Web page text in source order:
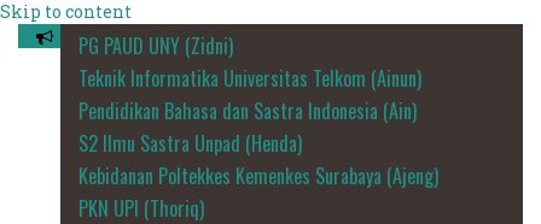
Skip to content
PG PAUD UNY (Zidni)
Teknik Informatika Universitas Telkom (Ainun)
Pendidikan Bahasa dan Sastra Indonesia (Ain)
S2 Ilmu Sastra Unpad (Henda)
Kebidanan Poltekkes Kemenkes Surabaya (Ajeng)
PKN UPI (Thoriq)